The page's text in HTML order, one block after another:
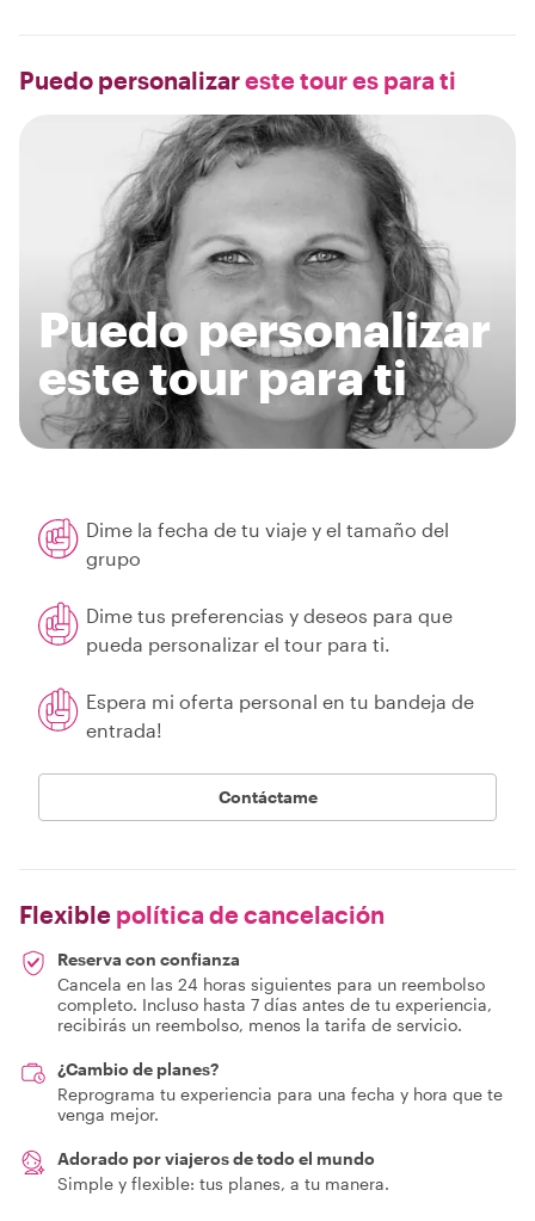
Puedo personalizareste tour es para ti
Puedo personalizar
este tour para ti
Dime la fecha de tu viaje y el tamaño del
grupo
Dime tus preferencias y deseos para que
pueda personalizar el tour para ti.
Espera mi oferta personal en tu bandeja de
entrada!
Contáctame
Flexible política de cancelación
Reserva con confianza
Cancela en las 24 horas siguientes para un reembolso
completo. Incluso hasta 7 días antes de tu experiencia,
recibirás un reembolso, menos la tarifa de servicio.
¿Cambio de planes?
Reprograma tu experiencia para una fecha y hora que te
venga mejor.
Adorado por viajeros de todo el mundo
Simple y flexible: tus planes, a tu manera.